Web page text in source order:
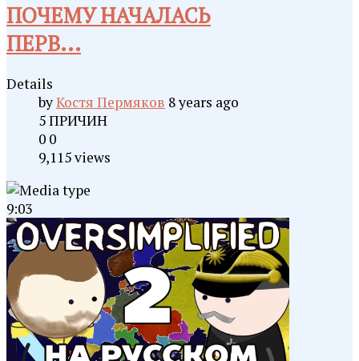
ПОЧЕМУ НАЧАЛАСЬ
ПЕРВ...
Details
byКостя Пермяков 8 years ago
5 ПРИЧИН
0 0
9,115 views
9:03